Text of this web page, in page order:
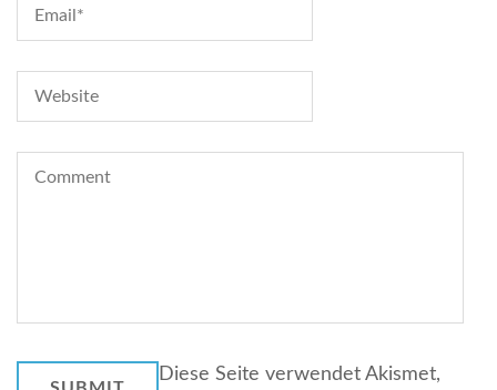
Diese Seite verwendet Akismet,